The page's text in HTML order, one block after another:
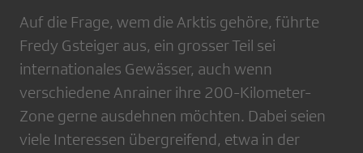
Auf die Frage, wem die Arktis gehöre, führte
Fredy Gsteiger aus, ein grosser Teil sei
internationales Gewässer, auch wenn
verschiedene Anrainer ihre 200-Kilometer-
Zone gerne ausdehnen möchten. Dabei seien
viele Interessen übergreifend, etwa in der